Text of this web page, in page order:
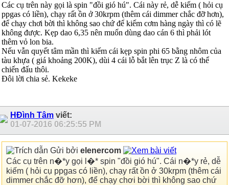
Các cụ trên này gọi là spin "đồi gió hú". Cái này rẻ, dễ kiếm ( hỏi cụ
ppgas có liền), chạy rất ồn ở 30krpm (thêm cái dimmer chắc đỡ hơn),
để chạy chơi bời thì không sao chứ để kiếm cơm hàng ngày thì có lẽ
không được. Kẹp dao 6,35 nên muốn dùng dao cán 6 thì phải lót
thêm vỏ lon bia.
Nếu vẫn quyết tâm mần thì kiếm cái kẹp spin phi 65 bằng nhôm của
tàu khựa ( giá khoảng 200K), dùi 4 cái lỗ bắt lên trục Z là có thể
chiến đấu thôi.
Đôi lời chia sẻ. Kekeke
HĐình Tâm viết:
01-07-2016 06:25:55 PM
Gửi bởi elenercom
Các cụ trên n�*y gọi l�* spin "đồi gió hú". Cái n�*y rẻ, dễ
kiếm ( hỏi cụ ppgas có liền), chạy rất ồn ở 30krpm (thêm cái
dimmer chắc đỡ hơn), để chạy chơi bời thì không sao chứ